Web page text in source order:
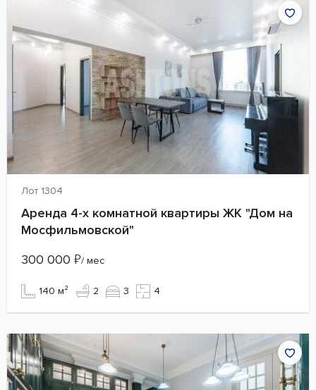
Лот 1304
Аренда 4-х комнатной квартиры ЖК "Дом на
Мосфильмовской"
300 000 ₽/ мес
140 м² 2 3 4